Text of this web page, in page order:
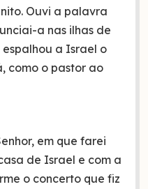
Ouvi a palavra
a nas ilhas de
a Israel o
como o pastor ao
em que farei
de Israel e com a
o concerto que fiz